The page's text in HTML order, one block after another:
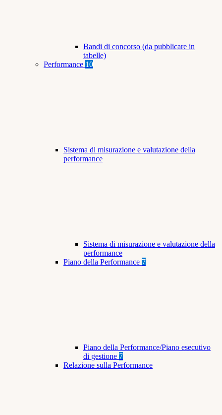
Bandi di concorso (da pubblicare in
tabelle)
Performance 10
Sistema di misurazione e valutazione della
performance
Sistema di misurazione e valutazione della
performance
Piano della Performance 7
Piano della Performance/Piano esecutivo
di gestione 7
Relazione sulla Performance